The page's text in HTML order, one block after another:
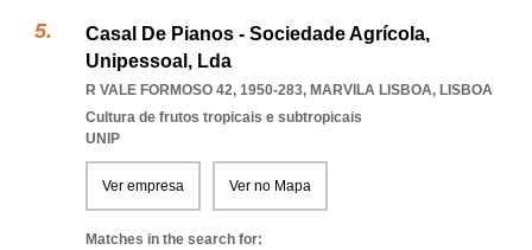
Casal De Pianos - Sociedade Agrícola,
Unipessoal, Lda
R VALE FORMOSO 42, 1950-283, MARVILA LISBOA, LISBOA
Cultura de frutos tropicais e subtropicais
UNIP
Ver empresa Ver no Mapa
Matches in the search for: